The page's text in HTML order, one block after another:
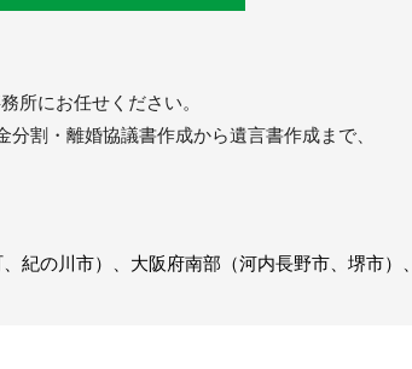
所にお任せください。
割・離婚協議書作成から遺言書作成まで、
紀の川市）、大阪府南部（河内長野市、堺市）、